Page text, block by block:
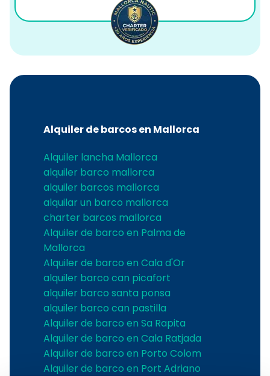
Alquiler de barcos en Mallorca
Alquiler lancha Mallorca
alquiler barco mallorca
alquiler barcos mallorca
alquilar un barco mallorca
charter barcos mallorca
Alquiler de barco en Palma de
Mallorca
Alquiler de barco en Cala d'Or
alquiler barco can picafort
alquiler barco santa ponsa
alquiler barco can pastilla
Alquiler de barco en Sa Rapita
Alquiler de barco en Cala Ratjada
Alquiler de barco en Porto Colom
Alquiler de barco en Port Adriano